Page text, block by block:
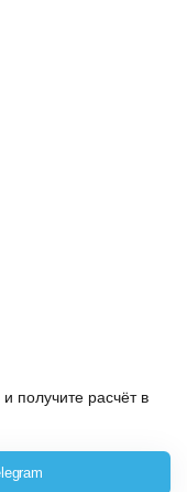
получите расчёт в